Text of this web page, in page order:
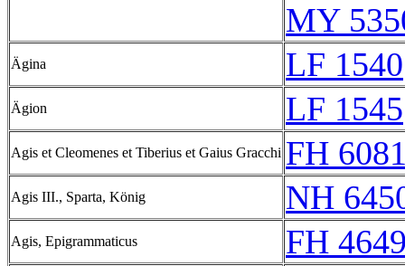
MY
Ägina LF 1540
Ägion LF 1545
Agis et Cleomenes et Tiberius et Gaius Gracchi FH
Agis III., Sparta, König NH
Agis, Epigrammaticus FH